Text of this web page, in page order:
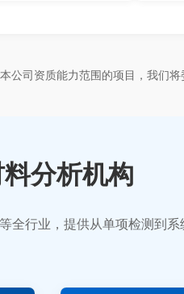
司资质能力范围的项目，我们
分析机构
全行业，提供从单项检测到系